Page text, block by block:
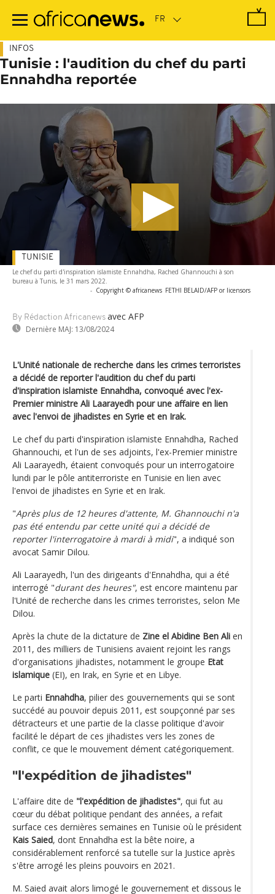
contenu
INFOS
Tunisie : l'audition du chef du parti
Ennahdha reportée
Le chef du parti d'inspiration islamiste Ennahdha, Rached Ghannouchi à son
bureau à Tunis, le 31 mars 2022.
- Copyright © africanews FETHI BELAID/AFP or licensors
By Rédaction Africanews avec AFP
Dernière MAJ: 13/08/2024
TUNISIE
L'Unité nationale de recherche dans les crimes terroristes
a décidé de reporter l'audition du chef du parti
d'inspiration islamiste Ennahdha, convoqué avec l'ex-
Premier ministre Ali Laarayedh pour une affaire en lien
avec l'envoi de jihadistes en Syrie et en Irak.
Le chef du parti d'inspiration islamiste Ennahdha, Rached
Ghannouchi, et l'un de ses adjoints, l'ex-Premier ministre
Ali Laarayedh, étaient convoqués pour un interrogatoire
lundi par le pôle antiterroriste en Tunisie en lien avec
l'envoi de jihadistes en Syrie et en Irak.
"Après plus de 12 heures d'attente, M. Ghannouchi n'a
pas été entendu par cette unité qui a décidé de
reporter l'interrogatoire à mardi à midi", a indiqué son
avocat Samir Dilou.
Ali Laarayedh, l'un des dirigeants d'Ennahdha, qui a été
interrogé "durant des heures", est encore maintenu par
l'Unité de recherche dans les crimes terroristes, selon Me
Dilou.
Après la chute de la dictature de Zine el Abidine Ben Ali en
2011, des milliers de Tunisiens avaient rejoint les rangs
d'organisations jihadistes, notamment le groupe Etat
islamique (EI), en Irak, en Syrie et en Libye.
Le parti Ennahdha, pilier des gouvernements qui se sont
succédé au pouvoir depuis 2011, est soupçonné par ses
détracteurs et une partie de la classe politique d'avoir
facilité le départ de ces jihadistes vers les zones de
conflit, ce que le mouvement dément catégoriquement.
"l'expédition de jihadistes"
L'affaire dite de "l'expédition de jihadistes", qui fut au
cœur du débat politique pendant des années, a refait
surface ces dernières semaines en Tunisie où le président
Kais Saied, dont Ennahdha est la bête noire, a
considérablement renforcé sa tutelle sur la Justice après
s'être arrogé les pleins pouvoirs en 2021.
M. Saied avait alors limogé le gouvernement et dissous le